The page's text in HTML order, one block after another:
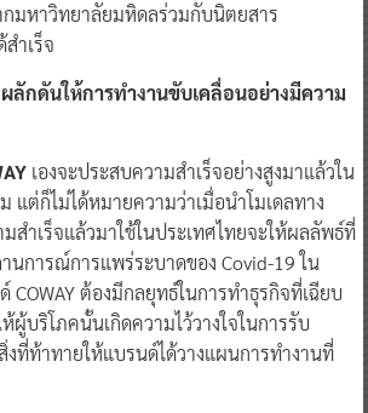
กมหาวิทยาลัยมหิดลร่วมกับนิตยสาร
ำเร็จ
ลักดันให้การทำงานขับเคลื่อนอย่างมีความ
เองจะประสบความสำเร็จอย่างสูงมาแล้วใน
แต่ก็ไม่ได้หมายความว่าเมื่อนำโมเดลทาง
สำเร็จแล้วมาใช้ในประเทศไทยจะให้ผลลัพธ์ที่
นการณ์การแพร่ระบาดของ Covid-19 ใน
ต้องมีกลยุทธ์ในการทำธุรกิจที่เฉียบ
บริโภคนั้นเกิดความไว้วางใจในการรับ
งที่ท้าทายให้แบรนด์ได้วางแผนการทำงานที่